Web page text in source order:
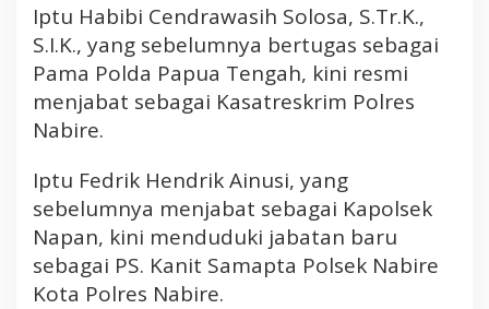
a
n
Iptu Habibi Cendrawasih Solosa, S.Tr.K.,
S.I.K., yang sebelumnya bertugas sebagai
Pama Polda Papua Tengah, kini resmi
menjabat sebagai Kasatreskrim Polres
Nabire.
Iptu Fedrik Hendrik Ainusi, yang
sebelumnya menjabat sebagai Kapolsek
Napan, kini menduduki jabatan baru
sebagai PS. Kanit Samapta Polsek Nabire
Kota Polres Nabire.